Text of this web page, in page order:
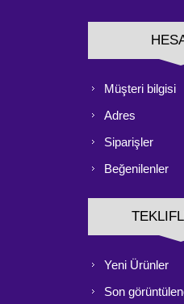
Müşteri bilgisi
Adres
Siparişler
Beğenilenler
Yeni Ürünler
Son